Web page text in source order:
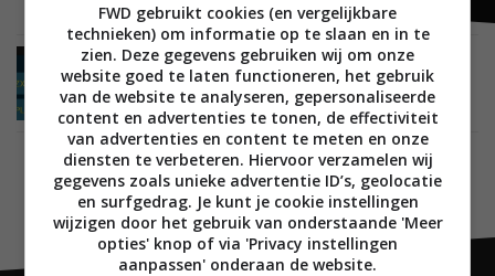
MOBILE 19 NOVEMBER 2014
OneOne is een nieuwe, veilige berichtendienst
FWD gebruikt cookies (en vergelijkbare
technieken) om informatie op te slaan en in te
zien. Deze gegevens gebruiken wij om onze
website goed te laten functioneren, het gebruik
van de website te analyseren, gepersonaliseerde
content en advertenties te tonen, de effectiviteit
van advertenties en content te meten en onze
diensten te verbeteren. Hiervoor verzamelen wij
gegevens zoals unieke advertentie ID’s, geolocatie
en surfgedrag. Je kunt je cookie instellingen
wijzigen door het gebruik van onderstaande 'Meer
opties' knop of via 'Privacy instellingen
aanpassen' onderaan de website.